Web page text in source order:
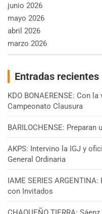
junio 2026
mayo 2026
abril 2026
marzo 2026
Entradas recientes
KDO BONAERENSE: Con
Campeonato Clausura
BARILOCHENSE:
AKPS: Intervino la IGJ y
General Ordinaria
IAME SERIES
con Invitados